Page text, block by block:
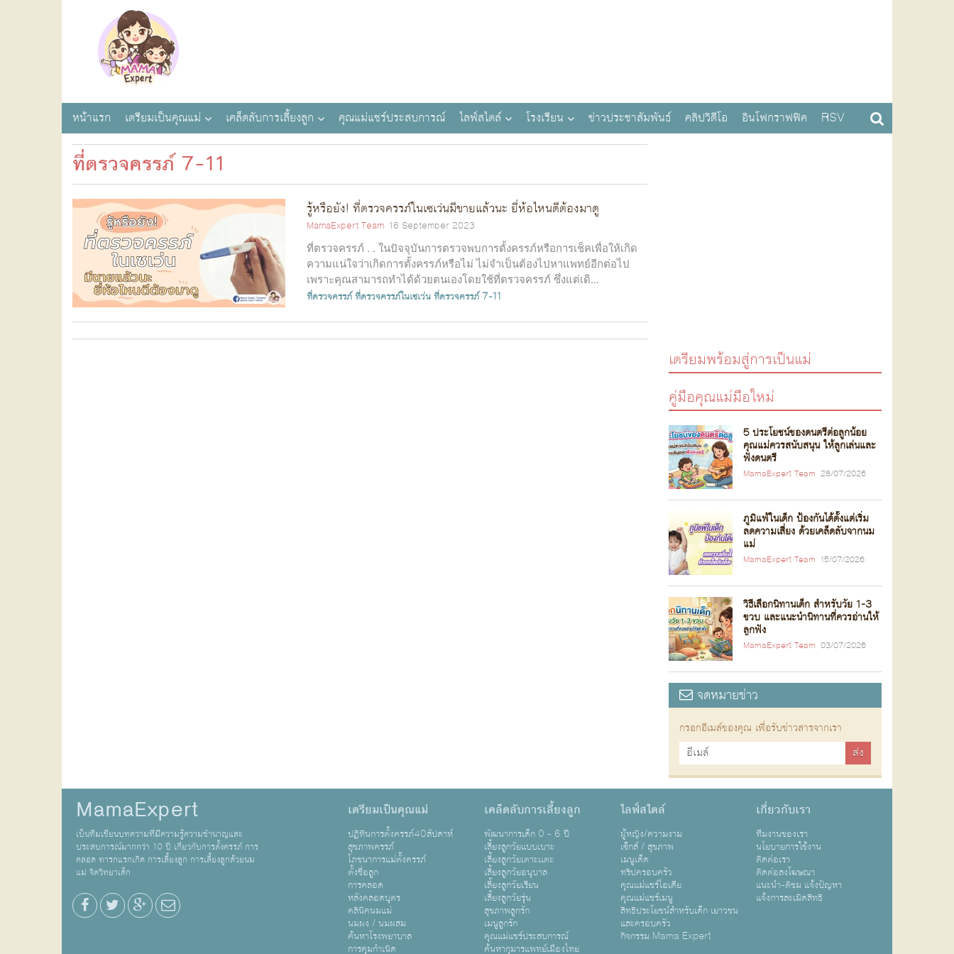
หน้าแรก เตรียมเป็นคุณแม่ เคล็ดลับการเลี้ยงลูก คุณแม่แชร์ประสบการณ์ ไลฟ์สไตล์ โรงเรียน ข่าวประชาสัมพันธ์ คลิปวิดีโอ อินโฟกราฟฟิค RSV
ที่ตรวจครรภ์ 7-11
รู้หรือยัง! ที่ตรวจครรภ์ในเซเว่นมีขายแล้วนะ ยี่ห้อไหนดีต้องมาดู
MamaExpert Team 16 September 2023
ที่ตรวจครรภ์ . . ในปัจจุบันการตรวจพบการตั้งครรภ์หรือการเช็คเพื่อให้เกิด
ความแน่ใจว่าเกิดการตั้งครรภ์หรือไม่ ไม่จำเป็นต้องไปหาแพทย์อีกต่อไป
เพราะคุณสามารถทำได้ด้วยตนเองโดยใช้ที่ตรวจครรภ์ ซึ่งแต่เดิ...
ที่ตรวจครรภ์ที่ตรวจครรภ์ในเซเว่นที่ตรวจครรภ์ 7-11
เตรียมพร้อมสู่การเป็นแม่
คู่มือคุณแม่มือใหม่
5 ประโยชน์ของดนตรีต่อลูกน้อย
คุณแม่ควรสนับสนุน ให้ลูกเล่นและ
ฟังดนตรี
MamaExpert Team 28/07/2026
ภูมิแพ้ในเด็ก ป้องกันได้ตั้งแต่เริ่ม
ลดความเสี่ยง ด้วยเคล็ดลับจากนม
แม่
MamaExpert Team 15/07/2026
วิธีเลือกนิทานเด็ก สำหรับวัย 1-3
ขวบ และแนะนำนิทานที่ควรอ่านให้
ลูกฟัง
MamaExpert Team 03/07/2026
จดหมายข่าว
กรอกอีเมล์ของคุณ เพื่อรับข่าวสารจากเรา
MamaExpert
เป็นทีมเขียนบทความที่มีความรู้ความชำนาญและ
ประสบการณ์มากกว่า 10 ปี เกี่ยวกับการตั้งครรภ์ การ
คลอด ทารกแรกเกิด การเลี้ยงลูก การเลี้ยงลูกด้วยนม
แม่ จิตวิทยาเด็ก
เตรียมเป็นคุณแม่
ปฏิทินการตั้งครรภ์40สัปดาห์
สุขภาพครรภ์
โภชนาการแม่ตั้งครรภ์
ตั้งชื่อลูก
การคลอด
หลังคลอดบุตร
คลินิคนมแม่
นมผง / นมผสม
ค้นหาโรงพยาบาล
การคุมกำเนิด
เคล็ดลับการเลี้ยงลูก
พัฒนาการเด็ก 0 - 6 ปี
เลี้ยงลูกวัยแบบเบาะ
เลี้ยงลูกวัยเตาะเเตะ
เลี้ยงลูกวัยอนุบาล
เลี้ยงลูกวัยเรียน
เลี้ยงลูกวัยรุ่น
สุขภาพลูกรัก
เมนูลูกรัก
คุณแม่แชร์ประสบการณ์
ค้นหากุมารแพทย์เมืองไทย
ไลฟ์สไตล์
ผู้หญิง/ความงาม
เซ็กส์ / สุขภาพ
เมนูเด็ด
ทริปครอบครัว
คุณแม่แชร์ไอเดีย
คุณแม่แชร์เมนู
สิทธิประโยชน์สำหรับเด็ก เยาวชน
และครอบครัว
กิจกรรม Mama Expert
เกี่ยวกับเรา
ทีมงานของเรา
นโยบายการใช้งาน
ติดต่อเรา
ติดต่อลงโฆษณา
แนะนำ-ติชม แจ้งปัญหา
แจ้งการละเมิดสิทธิ